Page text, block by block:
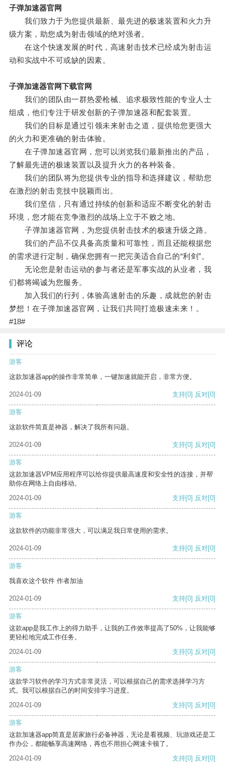
子弹加速器官网
我们致力于为您提供最新、最先进的极速装置和火力升
级方案，助您成为射击领域的绝对强者。
在这个快速发展的时代，高速射击技术已经成为射击运
动和实战中不可或缺的因素。
子弹加速器官网下载官网
我们的团队由一群热爱枪械、追求极致性能的专业人士
组成，他们专注于研发创新的子弹加速器和配套装置。
我们的目标是通过引领未来射击之道，提供给您更强大
的火力和更准确的射击体验。
在子弹加速器官网，您可以浏览我们最新推出的产品，
了解最先进的极速装置以及提升火力的各种装备。
我们的团队将为您提供专业的指导和选择建议，帮助您
在激烈的射击竞技中脱颖而出。
我们坚信，只有通过持续的创新和适应不断变化的射击
环境，您才能在竞争激烈的战场上立于不败之地。
子弹加速器官网，为您提供射击技术的极速升级之路。
我们的产品不仅具备高质量和可靠性，而且还能根据您
的需求进行定制，确保您拥有一把完美适合自己的“利剑”。
无论您是射击运动的参与者还是军事实战的从业者，我
们都将竭诚为您服务。
加入我们的行列，体验高速射击的乐趣，成就您的射击
梦想！在子弹加速器官网，让我们共同打造极速未来！。
#18#
评论
游客
这款加速器app的操作非常简单，一键加速就能开启，非常方便。
2024-01-09 支持[0] 反对[0]
游客
这款软件简直是神器，解决了我所有问题。
2024-01-09 支持[0] 反对[0]
游客
这款加速器VPM应用程序可以给你提供最高速度和安全性的连接，并帮
助你在网络上自由移动。
2024-01-09
支持[0] 反对[0]
游客
这款软件的功能非常强大，可以满足我日常使用的需求。
2024-01-09 支持[0] 反对[0]
游客
我喜欢这个软件 作者加油
2024-01-09 支持[0] 反对[0]
游客
这款app是我工作上的得力助手，让我的工作效率提高了50%，让我能够
更轻松地完成工作任务。
2024-01-09
支持[0] 反对[0]
游客
这款学习软件的学习方式非常灵活，可以根据自己的需求选择学习方
式。我可以根据自己的时间安排学习进度。
2024-01-09
支持[0] 反对[0]
游客
这款加速器app简直是居家旅行必备神器，无论是看视频、玩游戏还是工
作办公，都能畅享高速网络，再也不用担心网速卡顿了。
2024-01-09
支持[0] 反对[0]